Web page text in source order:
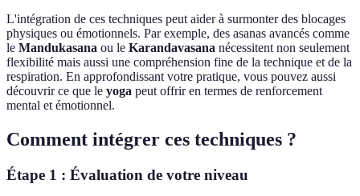
L'intégration de ces techniques peut aider à surmonter des blocages
physiques ou émotionnels. Par exemple, des asanas avancés comme
le Mandukasana ou le Karandavasana nécessitent non seulement
flexibilité mais aussi une compréhension fine de la technique et de la
respiration. En approfondissant votre pratique, vous pouvez aussi
découvrir ce que le yoga peut offrir en termes de renforcement
mental et émotionnel.
Comment intégrer ces techniques ?
Étape 1 : Évaluation de votre niveau